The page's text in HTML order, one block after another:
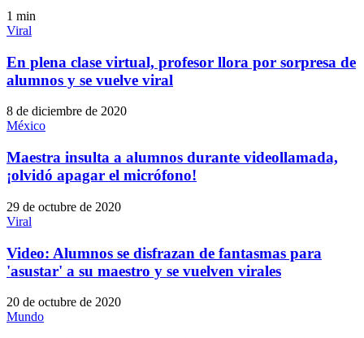
1 min
Viral
En plena clase virtual, profesor llora por sorpresa de
alumnos y se vuelve viral
8 de diciembre de 2020
México
Maestra insulta a alumnos durante videollamada,
¡olvidó apagar el micrófono!
29 de octubre de 2020
Viral
Video: Alumnos se disfrazan de fantasmas para
'asustar' a su maestro y se vuelven virales
20 de octubre de 2020
Mundo